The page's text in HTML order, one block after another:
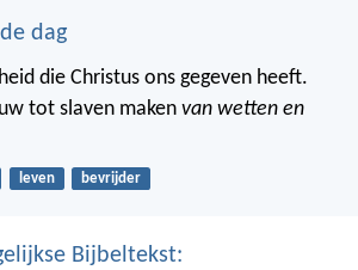
dag
die Christus ons gegeven heeft.
tot slaven maken van wetten en
leven bevrijder
Bijbeltekst: